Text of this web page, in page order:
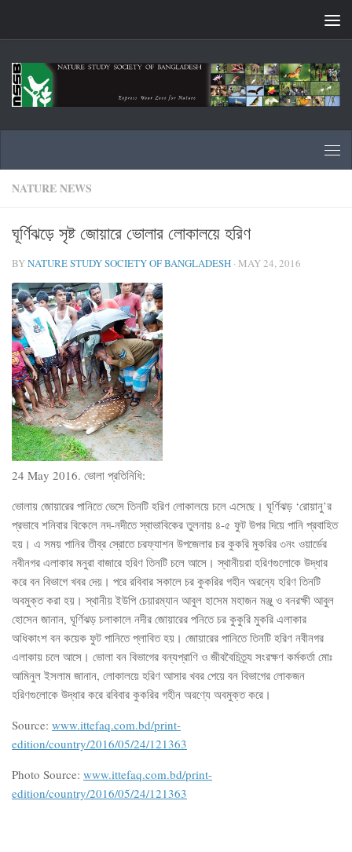
NATURE NEWS
ঘূর্ণিঝড়ে সৃষ্ট জোয়ারে ভোলার লোকালয়ে হরিণ
BYNATURE STUDY SOCIETY OF BANGLADESH · MAY 24, 2016
24 May 2016. ভোলা প্রতিনিধি:
ভোলায় জোয়ারের পানিতে ভেসে তিনটি হরিণ লোকালয়ে চলে এসেছে। ঘূর্ণিঝড় ‘রোয়ানু’র
প্রভাবে শনিবার বিকেলে নদ-নদীতে স্বাভাবিকের তুলনায় ৪-৫ ফুট উপর দিয়ে পানি প্রবাহিত
হয়। এ সময় পানির তীব্র স্রোতে চরফ্যাশন উপজেলার চর কুকরি মুকরির ৩নং ওয়ার্ডের
নবীনগর এলাকার মনুরা বাজারে হরিণ তিনটি চলে আসে। স্থানীয়রা হরিণগুলোকে উদ্ধার
করে বন বিভাগে খবর দেয়। পরে রবিবার সকালে চর কুকরির গহীন অরন্যে হরিণ তিনটি
অবমুক্ত করা হয়। স্থানীয় ইউপি চেয়ারম্যান আবুল হাসেম মহাজন মঞ্জু ও বনরক্ষী আবুল
হোসেন জানান, ঘূর্ণিঝড় চলাকালে নদীর জোয়ারের পনিতে চর কুকুরি মুকরি এলাকার
অধিকাংশ বন কয়েক ফুট পানিতে প্লাবিত হয়। জোয়ারের পানিতে তিনটি হরিণ নবীনগর
এলাকায় চলে আসে। ভোলা বন বিভাগের বন্যপ্রাণি ও জীববৈচিত্র্য সংরক্ষণ কর্মকর্তা মোঃ
আমিনুল ইসলাম জানান, লোকালয়ে হরিণ আসার খবর পেয়ে বন বিভাগের লোকজন
হরিণগুলোকে উদ্ধার করে রবিবার কুকরির গহীন অরণ্যে অবমুক্ত করে।
Source: www.ittefaq.com.bd/print-
edition/country/2016/05/24/121363
Photo Source: www.ittefaq.com.bd/print-
edition/country/2016/05/24/121363